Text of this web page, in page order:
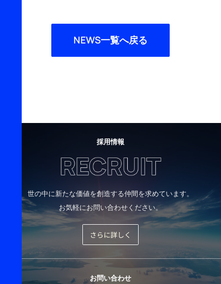
NEWS一覧へ戻る
採用情報
世の中に新たな価値を創造する仲間を求めています。
お気軽にお問い合わせください。
さらに詳しく
お問い合わせ